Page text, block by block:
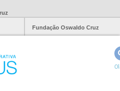
Fundação Oswaldo Cruz